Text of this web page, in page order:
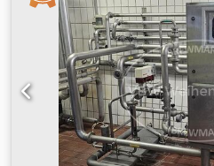
program, který automaticky
lisovacího procesu. Lis lze
rotačními ohýbacími
lisovacích tkanin • 20
• Kapacita: 600 kg/h • Lisovací
V, 10 A • Materiál: WNo. 1.4301,
Crodpfxotz Sp Dj Al Njf •
Hmotnost: 450 kg • Elektrická
výnos až 60-80 %